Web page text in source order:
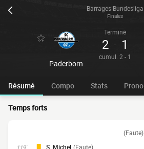
Barrages Bundesliga
Finales
Paderborn
Terminé
2 - 1
cumul. 2 - 1
Résumé Compo Stats Prono
Temps forts
(Faute)
119' S. Michel (Faute)